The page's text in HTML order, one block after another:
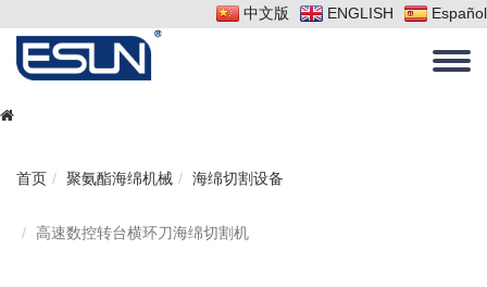
中文版 ENGLISH Español
首页 聚氨酯海绵机械 海绵切割设备
高速数控转台横环刀海绵切割机